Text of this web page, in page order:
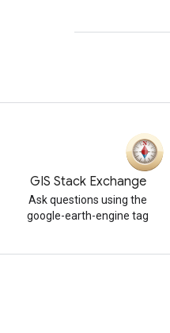
GIS Stack Exchange
Ask questions using the
google-earth-engine tag